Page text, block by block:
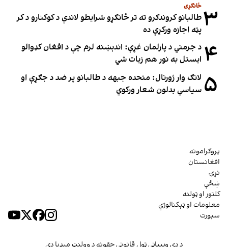
۳ ځانګړی
طالبانو کروندګرو ته تر ځانګړو شرایطو لاندې د کوکنارو د کر
پټه اجازه ورکړې ده
۴ د جرمني د پارلمان غړې: اندېښنه لرم چې د افغان کډوالو
ایستل به نور هم زیات شي
۵ لانګ وار ژورنال: متحده جبهه د طالبانو پر ضد د جګړې او
سیاسي بدلون شعار ورکوي
پروګرامونه
افغانستان
نړۍ
ښځې
کلتور او ټولنه
معلومات او ټېکنالوژي
سپورت
د دې وېبپاڼې ټول قانوني حقونه د وولنټ میډیا دي